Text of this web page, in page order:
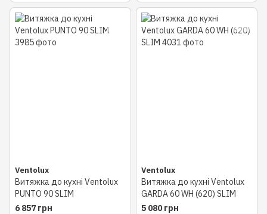
Ventolux
Витяжка до кухні Ventolux
PUNTO 90 SLIM
6 857 грн
Ventolux
Витяжка до кухні Ventolux
GARDA 60 WH (620) SLIM
5 080 грн